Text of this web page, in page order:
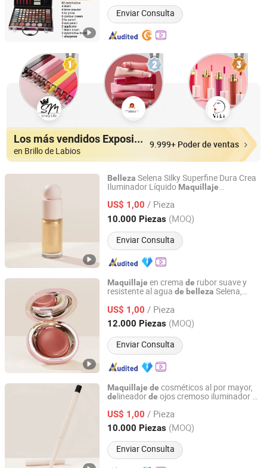
Enviar Consulta
Los más vendidos Expositores
en Brillo de Labios
9.999+ Poder de ventas
Belleza Selena Silky Superfine Dura Crea
Iluminador Líquido Maquillaje
US$ 1,00 / Pieza
10.000 Piezas (MOQ)
Enviar Consulta
Guangzhou Bo Xuan Ya Cosmetics Co., Ltd.
Guangdong, China Desde 2025
Maquillaje en crema de rubor suave y
resistente al agua de belleza Selena,
US$ 1,00 / Pieza
12.000 Piezas (MOQ)
Enviar Consulta
Guangzhou Bo Xuan Ya Cosmetics Co., Ltd.
Guangdong, China Desde 2025
Maquillaje de cosméticos al por mayor,
delineadorde ojos cremoso iluminador a
Beauty Selena
US$ 1,00 / Pieza
10.000 Piezas (MOQ)
Enviar Consulta
Guangzhou Bo Xuan Ya Cosmetics Co., Ltd.
Desde 2025